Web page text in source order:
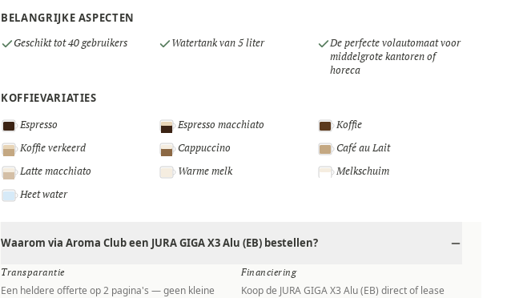
BELANGRIJKE ASPECTEN
Geschikt tot 40 gebruikers
Watertank van 5 liter
De perfecte volautomaat voor
middelgrote kantoren of
horeca
KOFFIEVARIATIES
Espresso
Espresso macchiato
Koffie
Koffie verkeerd
Cappuccino
Café au Lait
Latte macchiato
Warme melk
Melkschuim
Heet water
Waarom via Aroma Club een JURA GIGA X3 Alu (EB) bestellen?
Transparantie
Een heldere offerte op 2 pagina's — geen kleine
Financiering
Koop de JURA GIGA X3 Alu (EB) direct of lease